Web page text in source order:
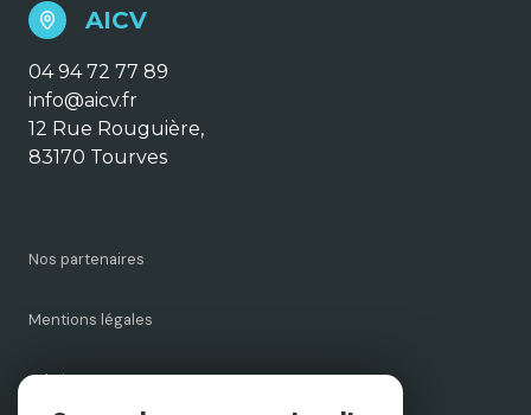
AICV
04 94 72 77 89
info@aicv.fr
12 Rue Rouguière,
83170 Tourves
Nos partenaires
Mentions légales
Admin